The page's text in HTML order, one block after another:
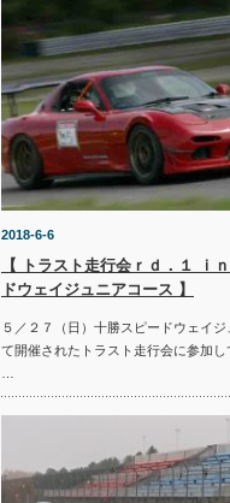
2018-6-6
【 トラスト走行会ｒｄ．１ ｉ
ドウェイジュニアコース 】
５／２７（日）十勝スピードウェイ
て開催されたトラスト走行会に参加し